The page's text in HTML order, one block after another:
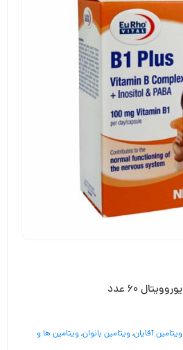
ویتامین آقایان,ویتامین بانوان,ویتامین ها و